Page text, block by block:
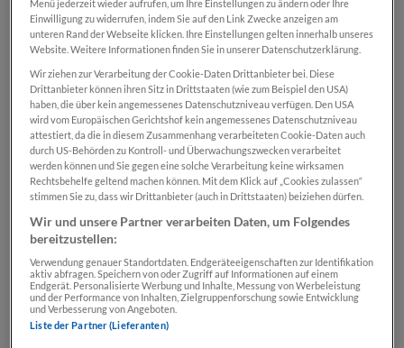
Sofort verfügbar, Lieferzeit: 2-5 Tage
Produkt Anzahl: Gib den gewünschten
In den Warenkorb
Zum Merkzettel hinzufügen
Produktnummer:SN100051
Biathlon elektrisiert die Fans - Und die größten Stars des
Sports erzählen hier ihre besten GeschichtenWarum
Biathlon so e…Mehr
Menü jederzeit wieder aufrufen, um Ihre Einstellungen zu ändern oder Ihre
Einwilligung zu widerrufen, indem Sie auf den Link Zwecke anzeigen am
unteren Rand der Webseite klicken. Ihre Einstellungen gelten innerhalb unseres
Website. Weitere Informationen finden Sie in unserer Datenschutzerklärung.
Wir ziehen zur Verarbeitung der Cookie-Daten Drittanbieter bei. Diese
Drittanbieter können ihren Sitz in Drittstaaten (wie zum Beispiel den USA)
haben, die über kein angemessenes Datenschutzniveau verfügen. Den USA
wird vom Europäischen Gerichtshof kein angemessenes Datenschutzniveau
attestiert, da die in diesem Zusammenhang verarbeiteten Cookie-Daten auch
durch US-Behörden zu Kontroll- und Überwachungszwecken verarbeitet
werden können und Sie gegen eine solche Verarbeitung keine wirksamen
Rechtsbehelfe geltend machen können. Mit dem Klick auf „Cookies zulassen“
stimmen Sie zu, dass wir Drittanbieter (auch in Drittstaaten) beiziehen dürfen.
Wir und unsere Partner verarbeiten Daten, um Folgendes
bereitzustellen:
Verwendung genauer Standortdaten. Endgeräteeigenschaften zur Identifikation
aktiv abfragen. Speichern von oder Zugriff auf Informationen auf einem
Endgerät. Personalisierte Werbung und Inhalte, Messung von Werbeleistung
und der Performance von Inhalten, Zielgruppenforschung sowie Entwicklung
und Verbesserung von Angeboten.
Liste der Partner (Lieferanten)